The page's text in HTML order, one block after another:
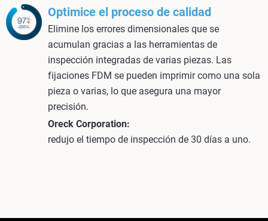
Optimice el proceso de calidad
Elimine los errores dimensionales que se
acumulan gracias a las herramientas de
inspección integradas de varias piezas. Las
fijaciones FDM se pueden imprimir como una sola
pieza o varias, lo que asegura una mayor
precisión.
Oreck Corporation:
redujo el tiempo de inspección de 30 días a uno.